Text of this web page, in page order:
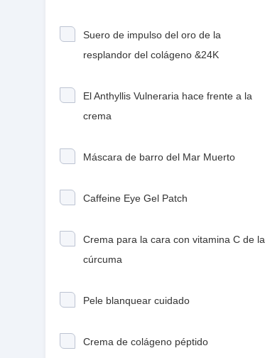
Suero de impulso del oro de la
resplandor del colágeno &24K
El Anthyllis Vulneraria hace frente a la
crema
Máscara de barro del Mar Muerto
Caffeine Eye Gel Patch
Crema para la cara con vitamina C de la
cúrcuma
Pele blanquear cuidado
Crema de colágeno péptido